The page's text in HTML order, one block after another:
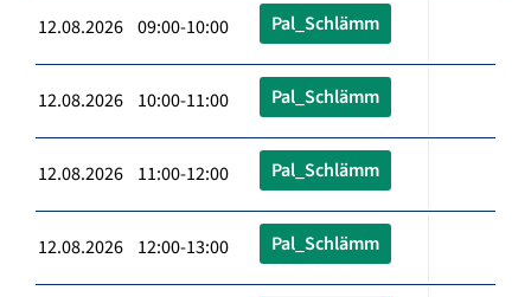
12.08.2026 09:00-10:00 Pal_Schlämm
12.08.2026 10:00-11:00 Pal_Schlämm
12.08.2026 11:00-12:00 Pal_Schlämm
12.08.2026 12:00-13:00 Pal_Schlämm